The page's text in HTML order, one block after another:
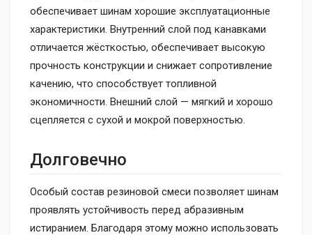
обеспечивает шинам хорошие эксплуатационные
характеристики. Внутренний слой под канавками
отличается жёсткостью, обеспечивает высокую
прочность конструкции и снижает сопротивление
качению, что способствует топливной
экономичности. Внешний слой — мягкий и хорошо
сцепляется с сухой и мокрой поверхностью.
Долговечно
Особый состав резиновой смеси позволяет шинам
проявлять устойчивость перед абразивным
истиранием. Благодаря этому можно использовать